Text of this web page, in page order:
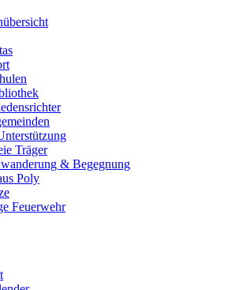
Träger
& Begegnung
Poly
Feuerwehr